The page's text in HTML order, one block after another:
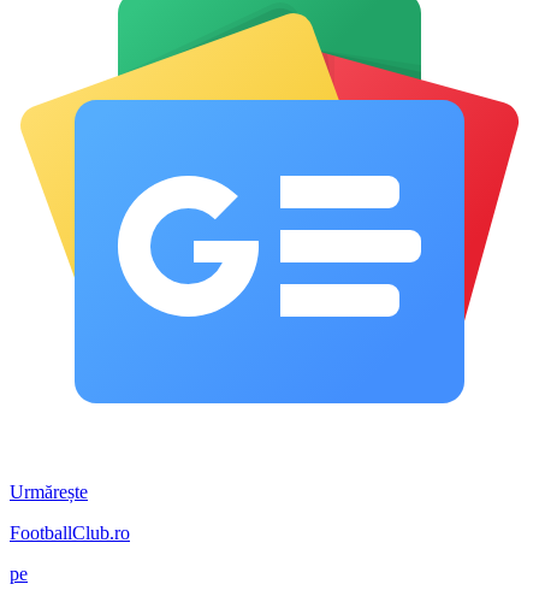
Urmărește
FootballClub.ro
pe